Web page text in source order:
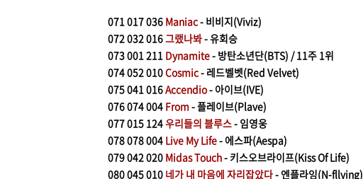
071017 036 Maniac- 비비지(Viviz)
072032 016그랬나봐- 유회승
073001 211 Dynamite- 방탄소년단(BTS) / 11주 1위
074052 010Cosmic- 레드벨벳(Red Velvet)
075041 016Accendio- 아이브(IVE)
076074 004 From- 플레이브(Plave)
077015 124우리들의 블루스- 임영웅
078078 004 Live My Life- 에스파(Aespa)
079042 020 Midas Touch- 키스오브라이프(Kiss Of Life)
080045 010 네가 내 마음에 자리잡았다- 엔플라잉(N-fllying)